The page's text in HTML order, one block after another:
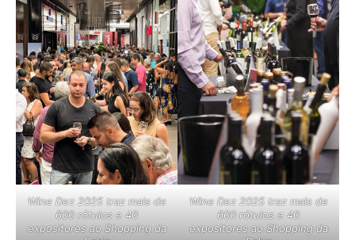
Wine Dez 2025 traz mais de
600 rótulos e 40
expositores ao Shopping da
Wine Dez 2025 traz mais de
600 rótulos e 40
expositores ao Shopping da